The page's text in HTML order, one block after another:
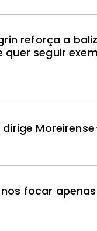
reforça a
quer seguir
dirige
focar